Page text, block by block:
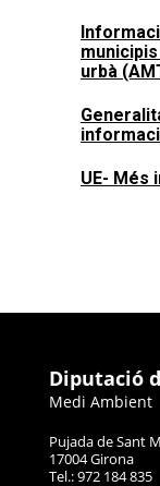
urbà
UE- Més
Diputació
Medi Ambient
Pujada de Sant
17004 Girona
Tel.: 972 184 835